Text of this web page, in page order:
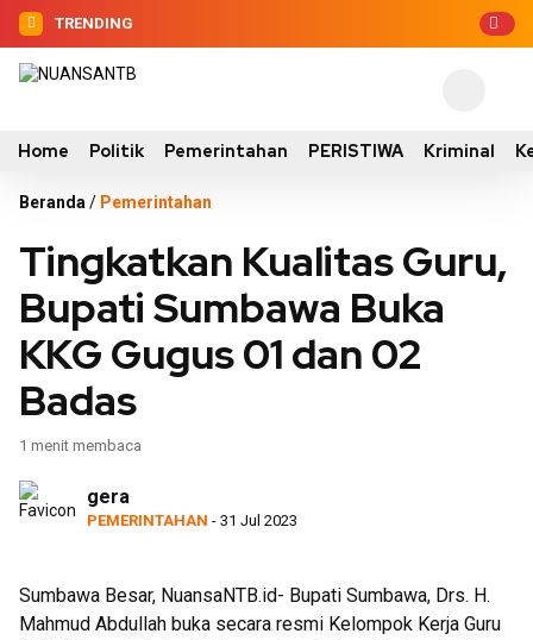
TRENDING
Home Politik Pemerintahan PERISTIWA Kriminal
Beranda / Pemerintahan
Tingkatkan Kualitas Guru,
Bupati Sumbawa Buka
KKG Gugus 01 dan 02
Badas
1 menit membaca
gera
PEMERINTAHAN - 31 Jul 2023
Sumbawa Besar, NuansaNTB.id- Bupati Sumbawa, Drs. H.
Mahmud Abdullah buka secara resmi Kelompok Kerja Guru